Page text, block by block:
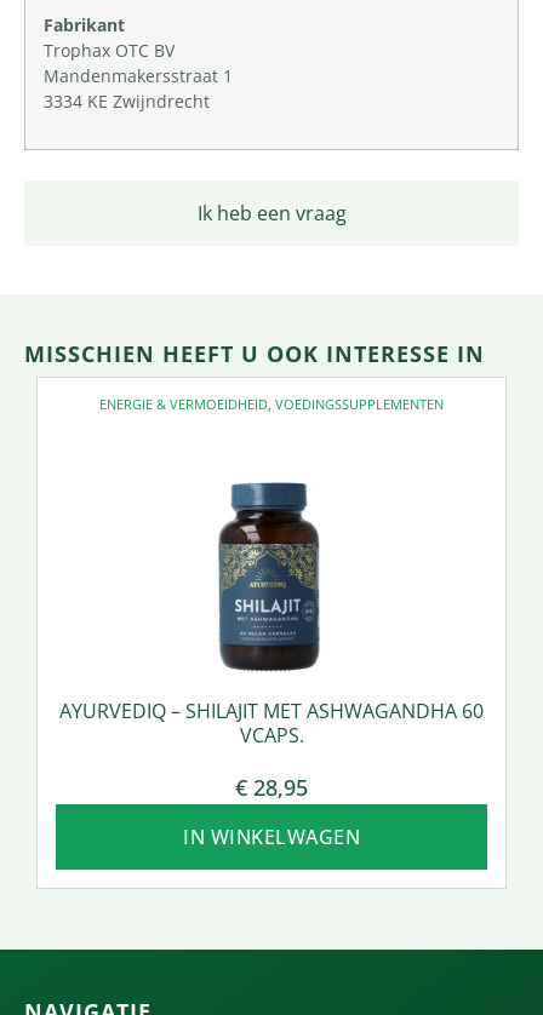
Ik heb een vraag
Fabrikant
Trophax OTC BV
Mandenmakersstraat 1
3334 KE Zwijndrecht
MISSCHIEN HEEFT U OOK INTERESSE IN
ENERGIE & VERMOEIDHEID, VOEDINGSSUPPLEMENTEN
AYURVEDIQ – SHILAJIT MET ASHWAGANDHA 60
VCAPS.
€ 28,95
IN WINKELWAGEN